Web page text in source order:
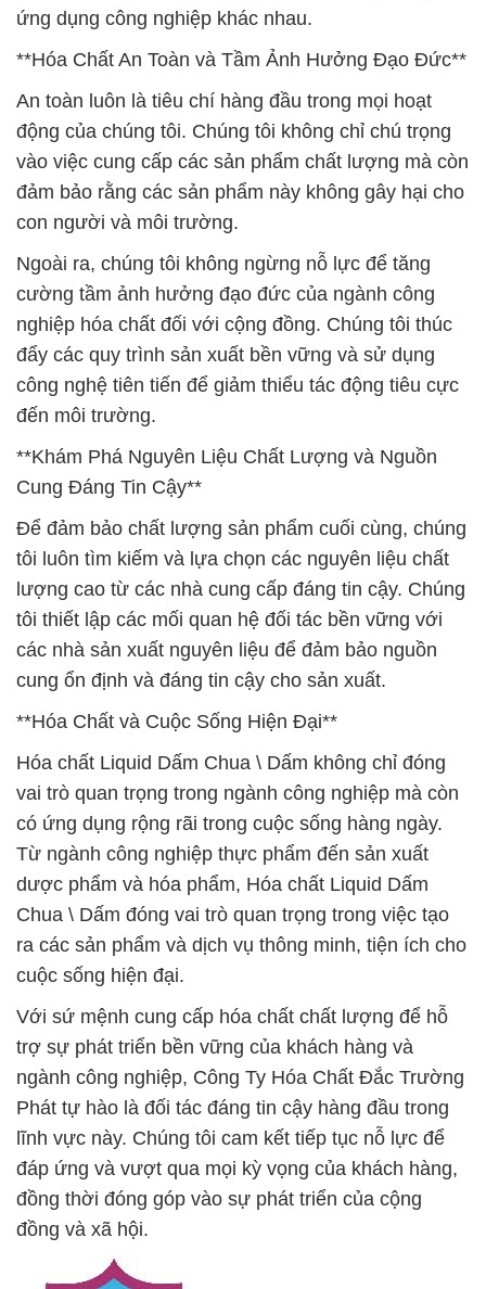
ứng dụng công nghiệp khác nhau.
**Hóa Chất An Toàn và Tầm Ảnh Hưởng Đạo Đức**
An toàn luôn là tiêu chí hàng đầu trong mọi hoạt
động của chúng tôi. Chúng tôi không chỉ chú trọng
vào việc cung cấp các sản phẩm chất lượng mà còn
đảm bảo rằng các sản phẩm này không gây hại cho
con người và môi trường.
Ngoài ra, chúng tôi không ngừng nỗ lực để tăng
cường tầm ảnh hưởng đạo đức của ngành công
nghiệp hóa chất đối với cộng đồng. Chúng tôi thúc
đẩy các quy trình sản xuất bền vững và sử dụng
công nghệ tiên tiến để giảm thiểu tác động tiêu cực
đến môi trường.
**Khám Phá Nguyên Liệu Chất Lượng và Nguồn
Cung Đáng Tin Cậy**
Để đảm bảo chất lượng sản phẩm cuối cùng, chúng
tôi luôn tìm kiếm và lựa chọn các nguyên liệu chất
lượng cao từ các nhà cung cấp đáng tin cậy. Chúng
tôi thiết lập các mối quan hệ đối tác bền vững với
các nhà sản xuất nguyên liệu để đảm bảo nguồn
cung ổn định và đáng tin cậy cho sản xuất.
**Hóa Chất và Cuộc Sống Hiện Đại**
Hóa chất Liquid Dấm Chua \ Dấm không chỉ đóng
vai trò quan trọng trong ngành công nghiệp mà còn
có ứng dụng rộng rãi trong cuộc sống hàng ngày.
Từ ngành công nghiệp thực phẩm đến sản xuất
dược phẩm và hóa phẩm, Hóa chất Liquid Dấm
Chua \ Dấm đóng vai trò quan trọng trong việc tạo
ra các sản phẩm và dịch vụ thông minh, tiện ích cho
cuộc sống hiện đại.
Với sứ mệnh cung cấp hóa chất chất lượng để hỗ
trợ sự phát triển bền vững của khách hàng và
ngành công nghiệp, Công Ty Hóa Chất Đắc Trường
Phát tự hào là đối tác đáng tin cậy hàng đầu trong
lĩnh vực này. Chúng tôi cam kết tiếp tục nỗ lực để
đáp ứng và vượt qua mọi kỳ vọng của khách hàng,
đồng thời đóng góp vào sự phát triển của cộng
đồng và xã hội.